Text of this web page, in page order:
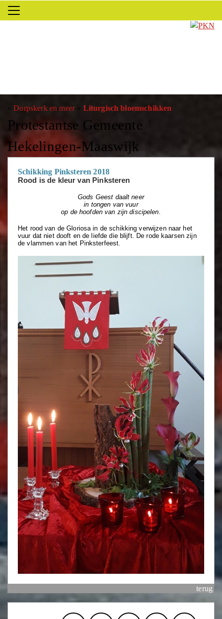
»Dorpskerk en meer» Liturgisch bloemschikken
Protestantse Gemeente
Hekelingen-Maaswijk
Schikking Pinksteren 2018
Rood is de kleur van Pinksteren
Gods Geest daalt neer
in tongen van vuur
op de hoofden van zijn discipelen.
Het rood van deGloriosain de schikking verwijzen naar het
vuur dat niet dooft en de liefde die blijft. De rode kaarsen zijn
de vlammen van het Pinksterfeest.
terug